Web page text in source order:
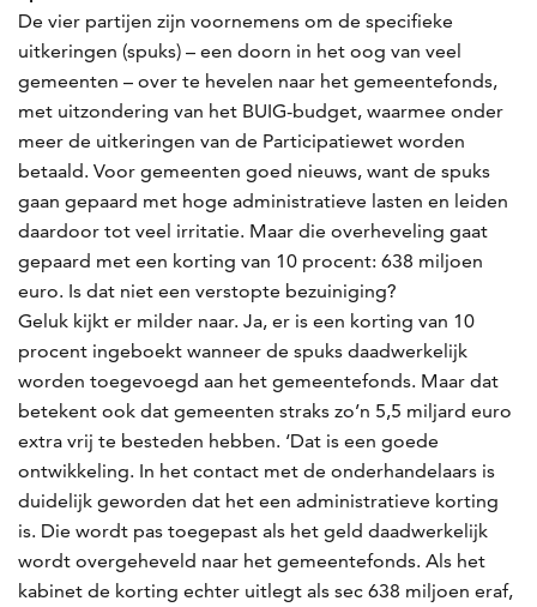
De vier partijen zijn voornemens om de specifieke
uitkeringen (spuks) – een doorn in het oog van veel
gemeenten – over te hevelen naar het gemeentefonds,
met uitzondering van het BUIG-budget, waarmee onder
meer de uitkeringen van de Participatiewet worden
betaald. Voor gemeenten goed nieuws, want de spuks
gaan gepaard met hoge administratieve lasten en leiden
daardoor tot veel irritatie. Maar die overheveling gaat
gepaard met een korting van 10 procent: 638 miljoen
euro. Is dat niet een verstopte bezuiniging?
Geluk kijkt er milder naar. Ja, er is een korting van 10
procent ingeboekt wanneer de spuks daadwerkelijk
worden toegevoegd aan het gemeentefonds. Maar dat
betekent ook dat gemeenten straks zo’n 5,5 miljard euro
extra vrij te besteden hebben. ‘Dat is een goede
ontwikkeling. In het contact met de onderhandelaars is
duidelijk geworden dat het een administratieve korting
is. Die wordt pas toegepast als het geld daadwerkelijk
wordt overgeheveld naar het gemeente­fonds. Als het
kabinet de korting echter uitlegt als sec 638 miljoen eraf,